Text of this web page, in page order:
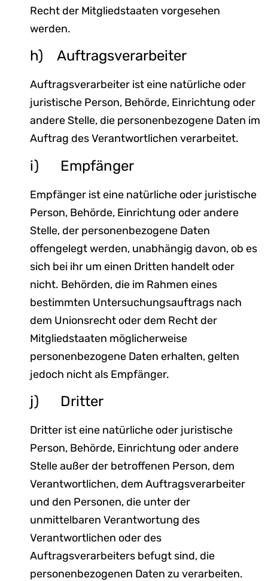
Recht der Mitgliedstaaten vorgesehen
werden.
h) Auftragsverarbeiter
Auftragsverarbeiter ist eine natürliche oder
juristische Person, Behörde, Einrichtung oder
andere Stelle, die personenbezogene Daten im
Auftrag des Verantwortlichen verarbeitet.
i) Empfänger
Empfänger ist eine natürliche oder juristische
Person, Behörde, Einrichtung oder andere
Stelle, der personenbezogene Daten
offengelegt werden, unabhängig davon, ob es
sich bei ihr um einen Dritten handelt oder
nicht. Behörden, die im Rahmen eines
bestimmten Untersuchungsauftrags nach
dem Unionsrecht oder dem Recht der
Mitgliedstaaten möglicherweise
personenbezogene Daten erhalten, gelten
jedoch nicht als Empfänger.
j) Dritter
Dritter ist eine natürliche oder juristische
Person, Behörde, Einrichtung oder andere
Stelle außer der betroffenen Person, dem
Verantwortlichen, dem Auftragsverarbeiter
und den Personen, die unter der
unmittelbaren Verantwortung des
Verantwortlichen oder des
Auftragsverarbeiters befugt sind, die
personenbezogenen Daten zu verarbeiten.